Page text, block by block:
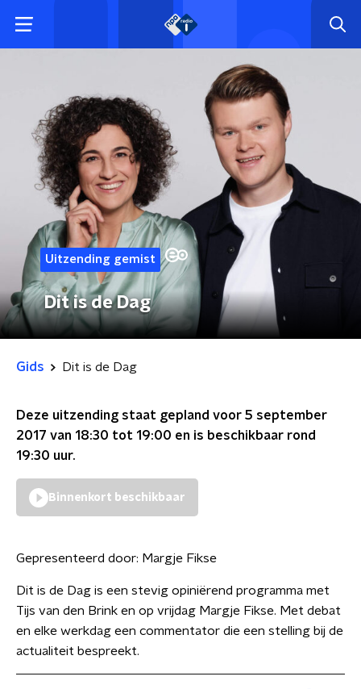
Uitzending gemist
Dit is de Dag
Gids Dit is de Dag
Deze uitzending staat gepland voor 5 september
2017 van 18:30 tot 19:00 en is beschikbaar rond
19:30 uur.
Binnenkort beschikbaar
Gepresenteerd door: Margje Fikse
Dit is de Dag is een stevig opiniërend programma met
Tijs van den Brink en op vrijdag Margje Fikse. Met debat
en elke werkdag een commentator die een stelling bij de
actualiteit bespreekt.